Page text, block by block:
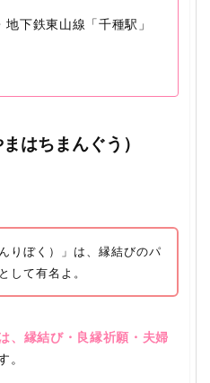
下鉄東山線「千種駅」
はちまんぐう）
りぼく）」は、縁結びのパ
して有名よ。
、縁結び・良縁祈願・夫婦
。